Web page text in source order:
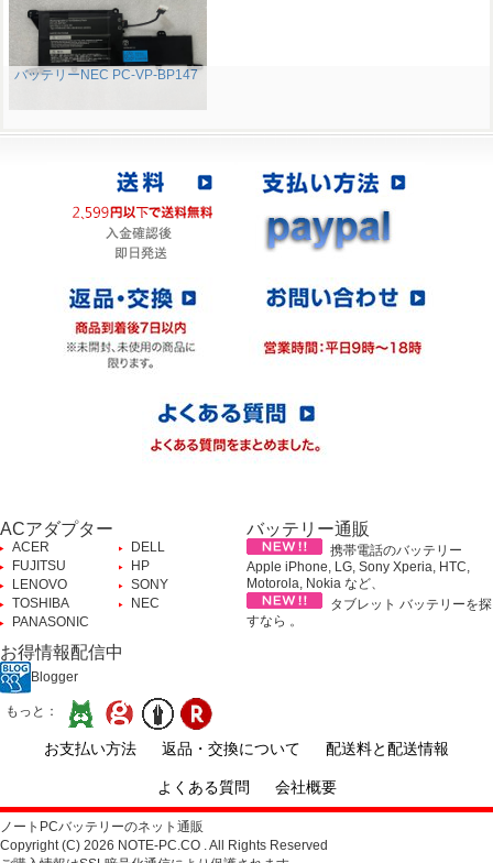
バッテリーNEC PC-VP-BP147
ACアダプター
ACER
DELL
FUJITSU
HP
LENOVO
SONY
TOSHIBA
NEC
PANASONIC
バッテリー通販
携帯電話のバッテリー
Apple iPhone, LG, Sony Xperia, HTC,
Motorola, Nokia など、
タブレット バッテリーを探
すなら 。
お得情報配信中
Blogger
もっと：
お支払い方法 返品・交換について 配送料と配送情報
よくある質問 会社概要
ノートPCバッテリーのネット通販
Copyright (C) 2026 NOTE-PC.CO . All Rights Reserved